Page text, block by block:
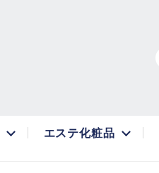
エステ化粧品